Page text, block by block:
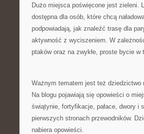
Dużo miejsca poświęcone jest zieleni.
dostępna dla osób, które chcą
podpowiadają, jak znaleźć trasę dla
aktywność z wyciszeniem. W
ptaków oraz na zwykłe, proste bycie w
Ważnym tematem jest też dziedzictwo
Na blogu pojawiają się opowieści o
świątynie, fortyfikacje, pałace, dwory i
pierwszych stronach przewodników.
nabiera opowieści.